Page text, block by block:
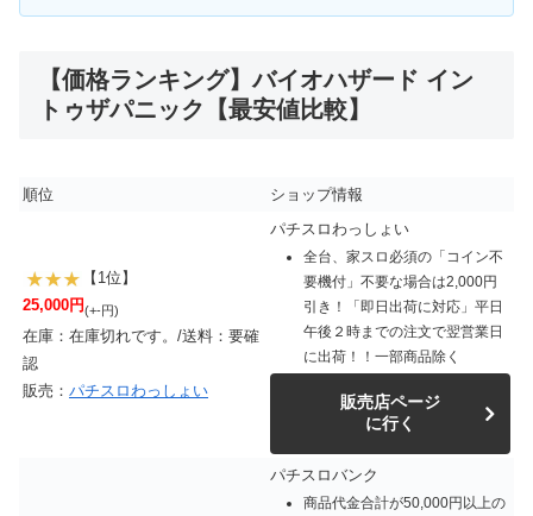
【価格ランキング】バイオハザード イン
トゥザパニック【最安値比較】
順位 ショップ情報
【1位】
25,000円(+-円)
在庫：在庫切れです。/送料：要確
認
販売： パチスロわっしょい
パチスロわっしょい
全台、家スロ必須の「コイン不
要機付」不要な場合は2,000円
引き！「即日出荷に対応」平日
午後２時までの注文で翌営業日
に出荷！！一部商品除く
販売店ページ
に行く
パチスロバンク
商品代金合計が50,000円以上の